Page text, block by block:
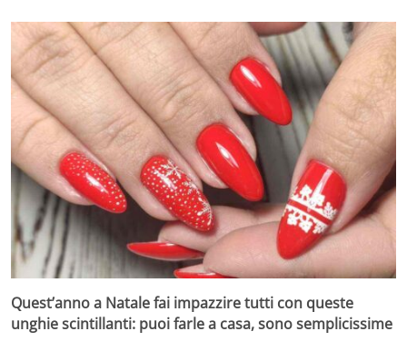
Quest’anno a Natale fai impazzire tutti con queste
unghie scintillanti: puoi farle a casa, sono semplicissime